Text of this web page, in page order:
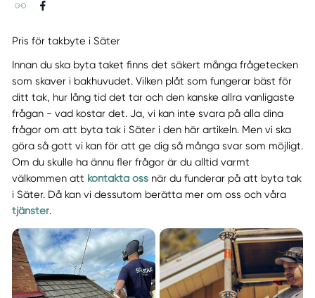
Pris för takbyte i Säter
Innan du ska byta taket finns det säkert många frågetecken
som skaver i bakhuvudet. Vilken plåt som fungerar bäst för
ditt tak, hur lång tid det tar och den kanske allra vanligaste
frågan - vad kostar det. Ja, vi kan inte svara på alla dina
frågor om att byta tak i Säter i den här artikeln. Men vi ska
göra så gott vi kan för att ge dig så många svar som möjligt.
Om du skulle ha ännu fler frågor är du alltid varmt
välkommen att kontakta ossnär du funderar på att byta tak
i Säter. Då kan vi dessutom berätta mer om oss och våra
tjänster.